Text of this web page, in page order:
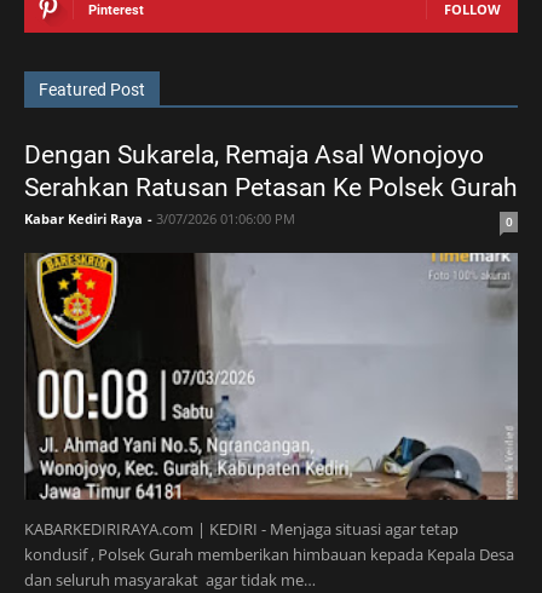
Pinterest FOLLOW
Featured Post
Dengan Sukarela, Remaja Asal Wonojoyo
Serahkan Ratusan Petasan Ke Polsek Gurah
Kabar Kediri Raya - 3/07/2026 01:06:00 PM 0
KABARKEDIRIRAYA.com | KEDIRI - Menjaga situasi agar tetap
kondusif , Polsek Gurah memberikan himbauan kepada Kepala Desa
dan seluruh masyarakat agar tidak me…